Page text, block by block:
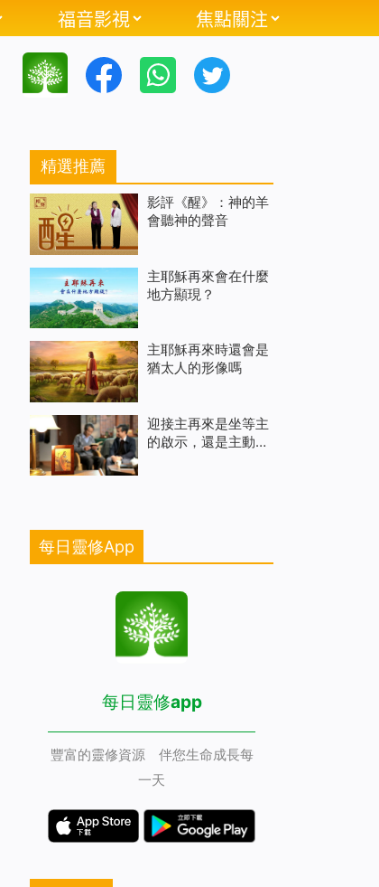
福音影視 焦點關注
精選推薦
影評《醒》：神的羊
會聽神的聲音
主耶穌再來會在什麼
地方顯現？
主耶穌再來時還會是
猶太人的形像嗎
迎接主再來是坐等主
的啟示，還是主動尋
每日靈修App
每日靈修app
豐富的靈修資源 伴您生命成長每
一天